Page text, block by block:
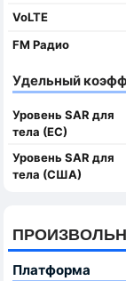
VoLTE
FM Радио
Удельный
Уровень SAR для
тела (ЕС)
Уровень SAR для
тела (США)
Платформа